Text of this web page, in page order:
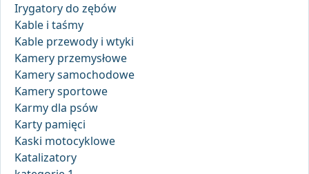
Irygatory do zębów
Kable i taśmy
Kable przewody i wtyki
Kamery przemysłowe
Kamery samochodowe
Kamery sportowe
Karmy dla psów
Karty pamięci
Kaski motocyklowe
Katalizatory